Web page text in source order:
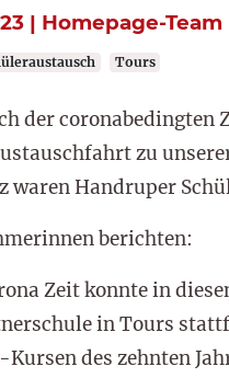
| Homepage-
Tours
der coronabedingten
zu
waren Handruper
berichten:
Zeit konnte in
in Tours
des zehnten